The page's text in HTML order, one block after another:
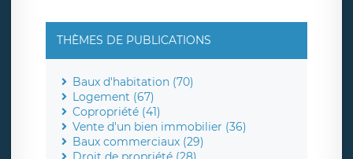
THÈMES DE PUBLICATIONS
Baux d'habitation (70)
Logement (67)
Copropriété (41)
Vente d'un bien immobilier (36)
Baux commerciaux (29)